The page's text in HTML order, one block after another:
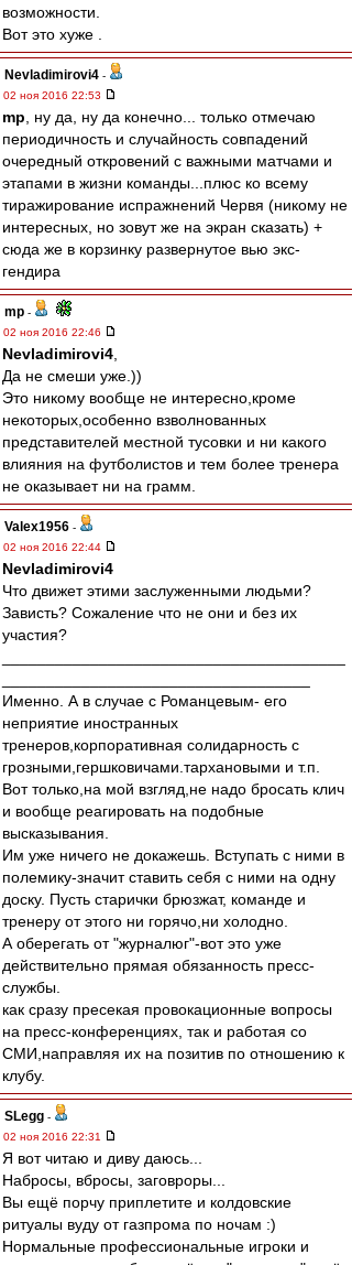
возможности.
Вот это хуже .
Nevladimirovi4 -
02 ноя 2016 22:53
mp , ну да, ну да конечно... только отмечаю
периодичность и случайность совпадений
очередный откровений с важными матчами и
этапами в жизни команды...плюс ко всему
тиражирование испражнений Червя (никому не
интересных, но зовут же на экран сказать) +
сюда же в корзинку развернутое вью экс-
гендира
mp -
02 ноя 2016 22:46
Nevladimirovi4
Да не смеши уже.))
Это никому вообще не интересно,кроме
некоторых,особенно взволнованных
представителей местной тусовки и ни какого
влияния на футболистов и тем более тренера
не оказывает ни на грамм.
Valex1956 -
02 ноя 2016 22:44
Nevladimirovi4
Что движет этими заслуженными людьми?
Зависть? Сожаление что не они и без их
участия?
Именно. А в случае с Романцевым- его
неприятие иностранных
тренеров,корпоративная солидарность с
грозными,гершковичами.тархановыми и т.п.
Вот только,на мой взгляд,не надо бросать клич
и вообще реагировать на подобные
высказывания.
Им уже ничего не докажешь. Вступать с ними в
полемику-значит ставить себя с ними на одну
доску. Пусть старички брюзжат, команде и
тренеру от этого ни горячо,ни холодно.
А оберегать от "журналюг"-вот это уже
действительно прямая обязанность пресс-
службы.
как сразу пресекая провокационные вопросы
на пресс-конференциях, так и работая со
СМИ,направляя их на позитив по отношению к
клубу.
SLegg -
02 ноя 2016 22:31
Я вот читаю и диву даюсь...
Набросы, вбросы, заговроры...
Вы ещё порчу приплетите и колдовские
ритуалы вуду от газпрома по ночам :)
Нормальные профессиональные игроки и